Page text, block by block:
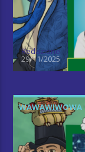
Redazione
29/11/2025
WAWAWIWOWA